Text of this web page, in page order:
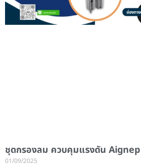
ชุดกรองลม ควบคุมแรงดัน Aignep
01/09/2025